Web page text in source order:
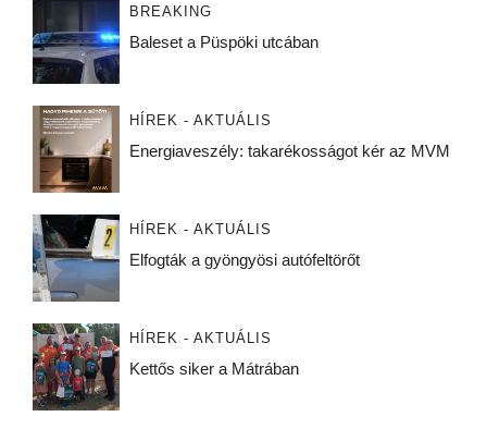
BREAKING
Baleset a Püspöki utcában
HÍREK - AKTUÁLIS
Energiaveszély: takarékosságot kér az MVM
HÍREK - AKTUÁLIS
Elfogták a gyöngyösi autófeltörőt
HÍREK - AKTUÁLIS
Kettős siker a Mátrában